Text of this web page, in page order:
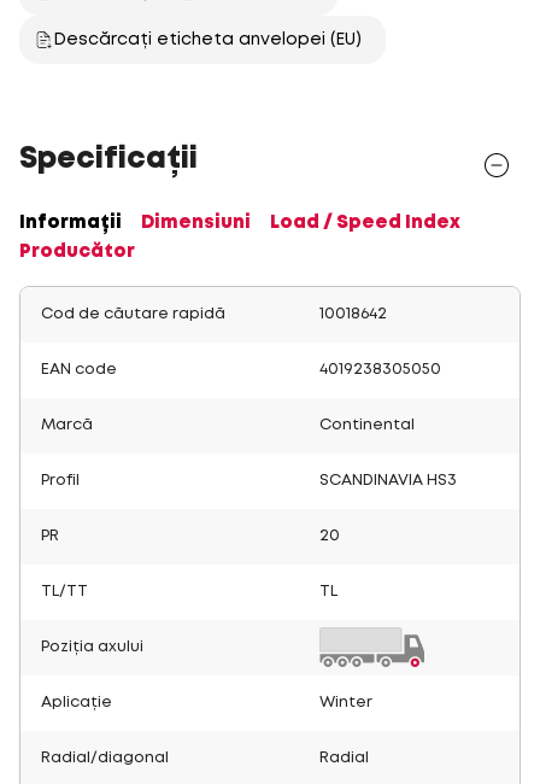
Descărcați eticheta anvelopei (EU)
Specificații
Informații Dimensiuni
Load / Speed Index
Producător
Cod de căutare rapidă 10018642
EAN code 4019238305050
Marcă Continental
Profil SCANDINAVIA HS3
PR 20
TL/TT
Poziția axului
Aplicație Winter
Radial/diagonal Radial